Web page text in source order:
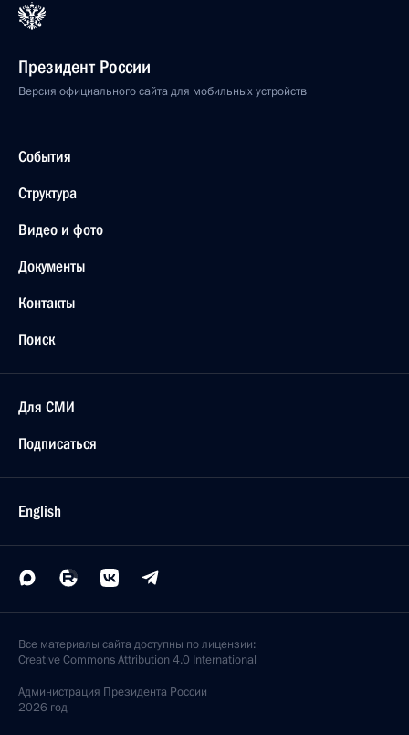
Президент России
Версия официального сайта для мобильных устройств
События
Структура
Видео и фото
Документы
Контакты
Поиск
Для СМИ
Подписаться
English
Все материалы сайта доступны по лицензии:
Creative Commons Attribution 4.0 International
Администрация Президента России
2026 год